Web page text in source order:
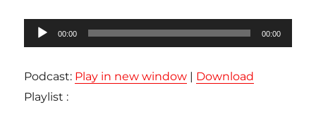
Lecteur
audio
00:00 00:00
Podcast: Play in new window | Download
Playlist :